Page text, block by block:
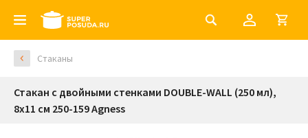
Стаканы
Стакан с двойными стенками DOUBLE-WALL (250 мл),
8х11 см 250-159 Agness